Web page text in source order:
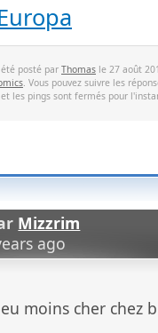
posté par Thomas le 27 août
. Vous pouvez suivre les
les pings sont fermés pour
Mizzrim
ago
moins cher chez